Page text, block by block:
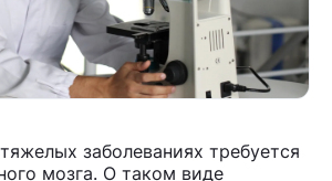
заболеваниях требуется
мозга. О таком виде